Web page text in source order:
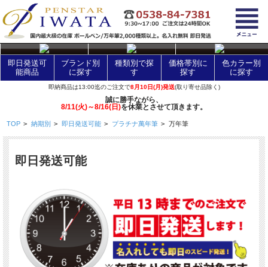
layer Control
即日発送可
能商品
ブランド別
に探す
種類別で探
す
価格帯別に
探す
色カラー別
に探す
即納商品は13:00迄のご注文で8月10日(月)発送(取り寄せ品除く)
誠に勝手ながら、
8/11(火)～8/16(日)を休業とさせて頂きます。
TOP > 納期別 > 即日発送可能 > プラチナ萬年筆 > 万年筆
即日発送可能